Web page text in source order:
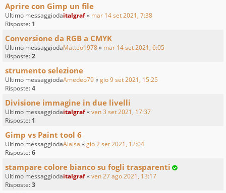
Aprire con Gimp un file
Ultimo messaggiodaitalgraf« mar 14 set 2021, 7:38
Risposte: 1
Conversione da RGB a CMYK
Ultimo messaggiodaMatteo1978« mar 14 set 2021, 6:05
Risposte:2
strumento selezione
Ultimo messaggiodaAmedeo79«gio 9 set 2021, 15:25
Risposte:4
Divisione immagine in due livelli
Ultimo messaggiodaitalgraf«ven 3 set 2021, 17:37
Risposte: 1
Gimp vs Paint tool 6
Ultimo messaggiodaAlaisa «gio 2 set 2021, 12:04
Risposte:6
stampare colore bianco su fogli trasparenti
Ultimo messaggiodaitalgraf«ven 27 ago 2021, 13:17
Risposte:3